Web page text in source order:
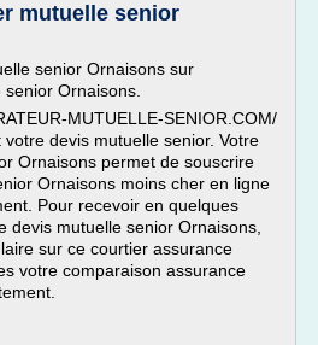
mutuelle senior
senior Ornaisons sur
Ornaisons.
MUTUELLE-SENIOR.COM/
devis mutuelle senior. Votre
Ornaisons permet de souscrire
Ornaisons moins cher en ligne
Pour recevoir en quelques
devis mutuelle senior Ornaisons,
sur ce courtier assurance
votre comparaison assurance